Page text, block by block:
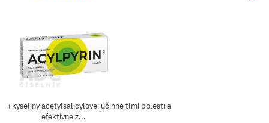
kyseliny acetylsalicylovej účinne tlmí bolesti a
efektívne z...